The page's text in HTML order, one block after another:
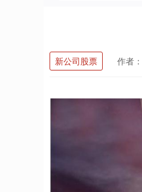
新公司股票 作者